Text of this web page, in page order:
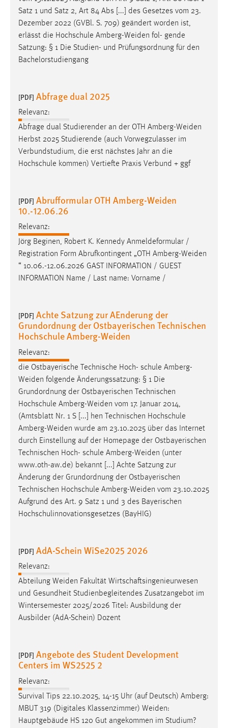
Satz 1 und Satz 2, Art 84 Abs [...] des Gesetzes vom 23.
Dezember 2022 (GVBl. S. 709) geändert worden ist,
erlässt die Hochschule Amberg-Weiden fol- gende
Satzung: § 1 Die Studien- und Prüfungsordnung für den
Bachelorstudiengang
[PDF] Abfrage dual 2025
Relevanz:
Abfrage dual Studierender an der OTH Amberg-Weiden
Herbst 2025 Studierende (auch Vorwegzulasser im
Verbundstudium, die erst nächstes Jahr an die
Hochschule kommen) Vertiefte Praxis Verbund + ggf
[PDF] Abrufformular OTH Amberg-Weiden
10.-12.06.26
Relevanz:
Jörg Beginen, Robert K. Kennedy Anmeldeformular /
Registration Form Abrufkontingent „OTH Amberg-Weiden
“ 10.06.-12.06.2026 GAST INFORMATION / GUEST
INFORMATION Name / Last name: Vorname /
[PDF] Achte Satzung zur AEnderung der
Grundordnung der Ostbayerischen Technischen
Hochschule Amberg-Weiden
Relevanz:
die Ostbayerische Technische Hoch- schule Amberg-
Weiden folgende Änderungssatzung: § 1 Die
Grundordnung der Ostbayerischen Technischen
Hochschule Amberg-Weiden vom 17. Januar 2014,
(Amtsblatt Nr. 1 S [...] hen Technischen Hochschule
Amberg-Weiden wurde am 23.10.2025 über das Internet
durch Einstellung auf der Homepage der Ostbayerischen
Technischen Hoch- schule Amberg-Weiden (unter
www.oth-aw.de) bekannt [...] Achte Satzung zur
Änderung der Grundordnung der Ostbayerischen
Technischen Hochschule Amberg-Weiden vom 23.10.2025
Aufgrund des Art. 9 Satz 1 und 3 des Bayerischen
Hochschulinnovationsgesetzes (BayHIG)
[PDF] AdA-Schein WiSe2025 2026
Relevanz:
Abteilung Weiden Fakultät Wirtschaftsingenieurwesen
und Gesundheit Studienbegleitendes Zusatzangebot im
Wintersemester 2025/2026 Titel: Ausbildung der
Ausbilder (AdA-Schein) Dozent
[PDF] Angebote des Student Development
Centers im WS2525 2
Relevanz:
Survival Tips 22.10.2025, 14-15 Uhr (auf Deutsch) Amberg:
MBUT 319 (Digitales Klassenzimmer) Weiden:
Hauptgebäude HS 120 Gut angekommen im Studium?